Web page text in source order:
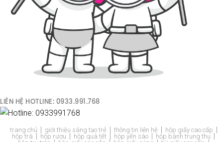
LIÊN HỆ HOTLINE: 0933.991.768
trang chủ giới thiệu sáng tạo trẻ thông tin liên hệ
hộp giấy cao cấp
hộp trà
hộp rượu hộp quà tết hộp yến sào
hộp bánh trung thu